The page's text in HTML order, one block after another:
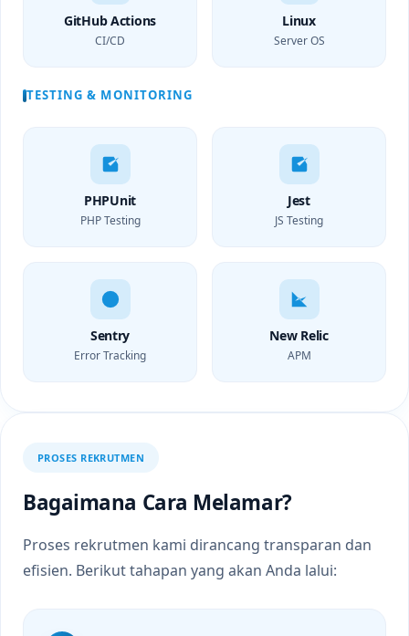
GitHub Actions
CI/CD
Linux
Server OS
TESTING & MONITORING
PHPUnit
PHP Testing
Jest
JS Testing
Sentry
Error Tracking
New Relic
APM
PROSES REKRUTMEN
Bagaimana Cara Melamar?
Proses rekrutmen kami dirancang transparan dan
efisien. Berikut tahapan yang akan Anda lalui: